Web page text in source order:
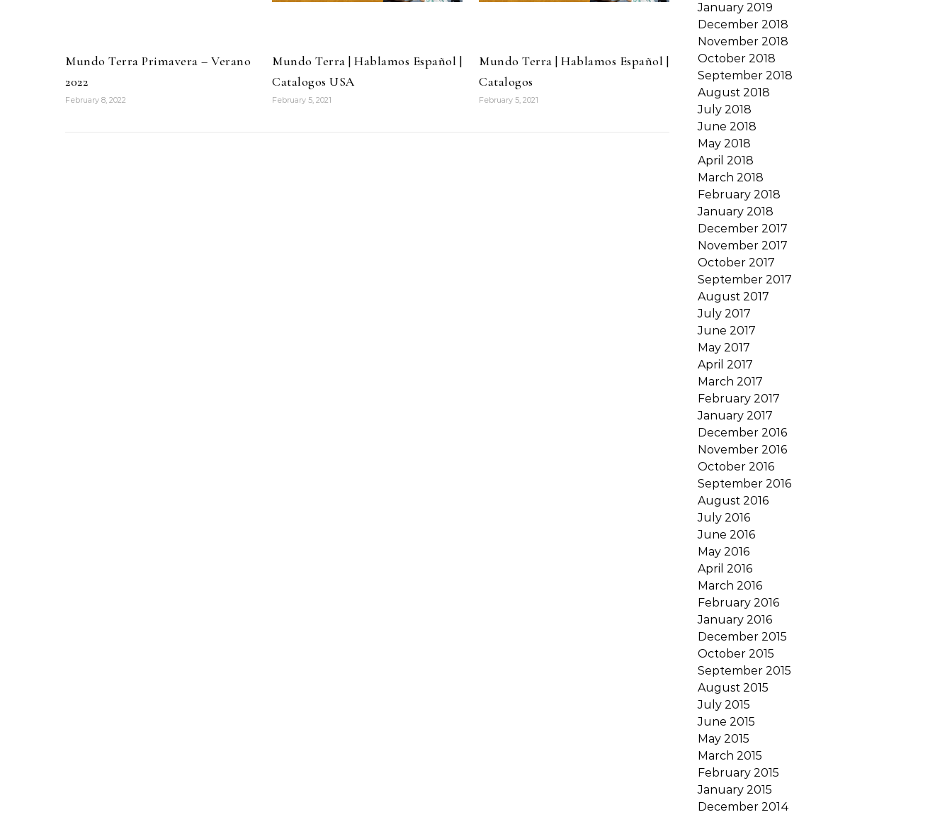
Mundo Terra Primavera – Verano
2022
February 8, 2022
Mundo Terra | Hablamos Español |
Catalogos USA
February 5, 2021
Mundo Terra | Hablamos Español |
Catalogos
February 5, 2021
January 2019
December 2018
November 2018
October 2018
September 2018
August 2018
July 2018
June 2018
May 2018
April 2018
March 2018
February 2018
January 2018
December 2017
November 2017
October 2017
September 2017
August 2017
July 2017
June 2017
May 2017
April 2017
March 2017
February 2017
January 2017
December 2016
November 2016
October 2016
September 2016
August 2016
July 2016
June 2016
May 2016
April 2016
March 2016
February 2016
January 2016
December 2015
October 2015
September 2015
August 2015
July 2015
June 2015
May 2015
March 2015
February 2015
January 2015
December 2014